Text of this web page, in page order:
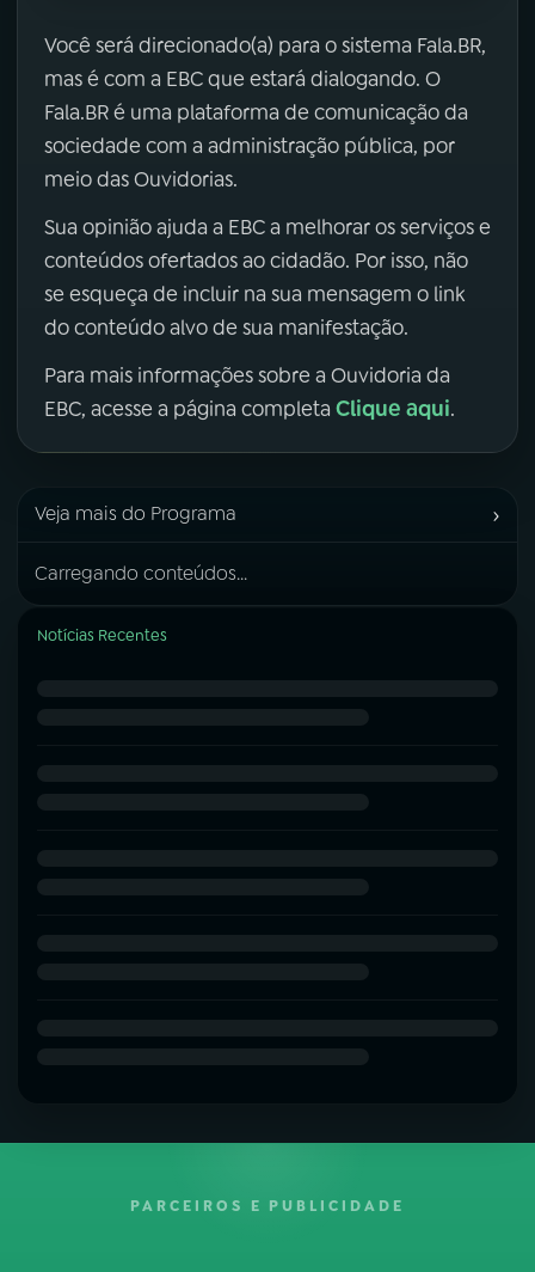
Você será direcionado(a) para o sistema Fala.BR,
mas é com a EBC que estará dialogando. O
Fala.BR é uma plataforma de comunicação da
sociedade com a administração pública, por
meio das Ouvidorias.
Sua opinião ajuda a EBC a melhorar os serviços e
conteúdos ofertados ao cidadão. Por isso, não
se esqueça de incluir na sua mensagem o link
do conteúdo alvo de sua manifestação.
Para mais informações sobre a Ouvidoria da
EBC, acesse a página completa Clique aqui.
Veja mais do Programa ›
Carregando conteúdos...
Notícias Recentes
PARCEIROS E PUBLICIDADE